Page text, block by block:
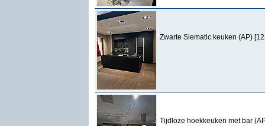
Zwarte Siematic keuken (AP)
Tijdloze hoekkeuken met bar